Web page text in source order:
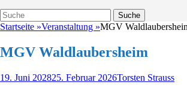
Suche
Suche
nach:
Startseite »Veranstaltung »MGV
MGV Waldlaubersheim
Veröffentlicht
19. Juni 202825. Februar 2026Autor
Torsten Strauss